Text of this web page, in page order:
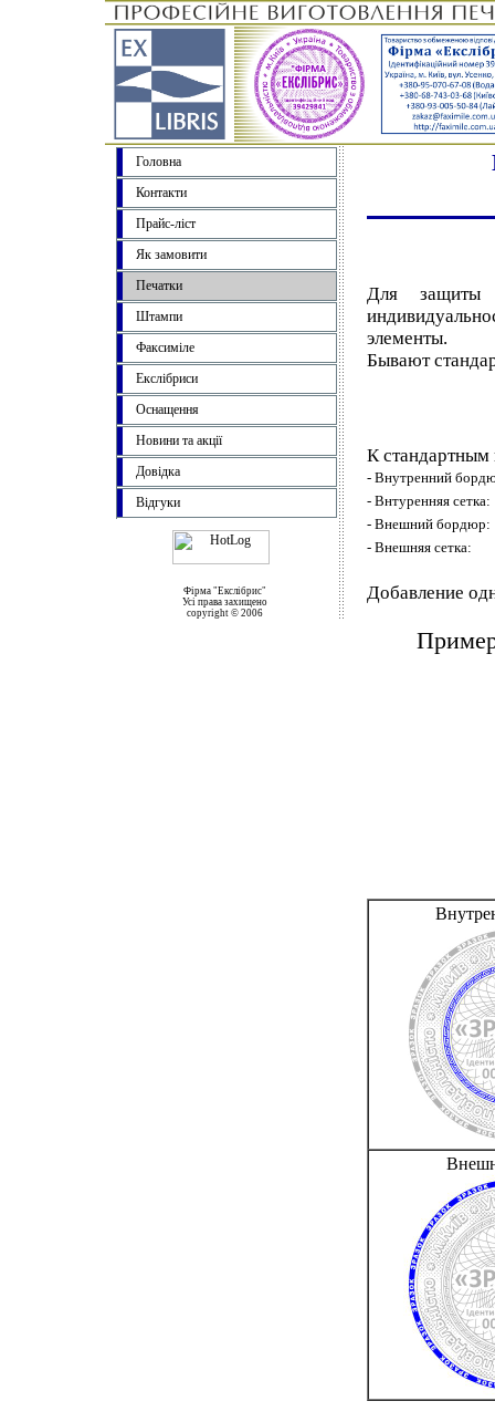
Головна
Контакти
Прайс-ліст
Як замовити
Печатки
Штампи
Факсиміле
Екслібриси
Оснащення
Новини та акції
Довідка
Відгуки
Фірма "Екслібрис"
Усі права захищено
copyright © 2006
Для защиты
элементы.
Бывают
К стандартным
- Внутренний
- Внтуренняя сетка:
- Внешний бордюр:
- Внешняя сетка:
Добавление